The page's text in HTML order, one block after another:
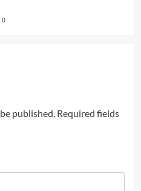
0
published. Required fields